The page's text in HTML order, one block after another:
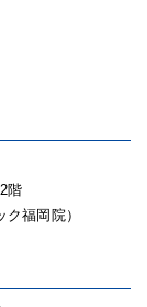
階
福岡院）